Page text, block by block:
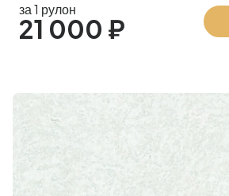
за 1 рулон
21 000 ₽